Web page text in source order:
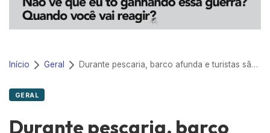
Campo Grande tem a 4ª menor taxa de desemprego
Início Geral Durante pescaria, barco afunda e turistas são resgatados em lago de usina
GERAL
Durante pescaria, barco